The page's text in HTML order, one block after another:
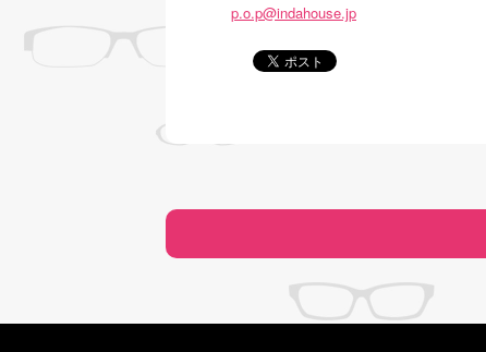
p.o.p@indahouse.jp